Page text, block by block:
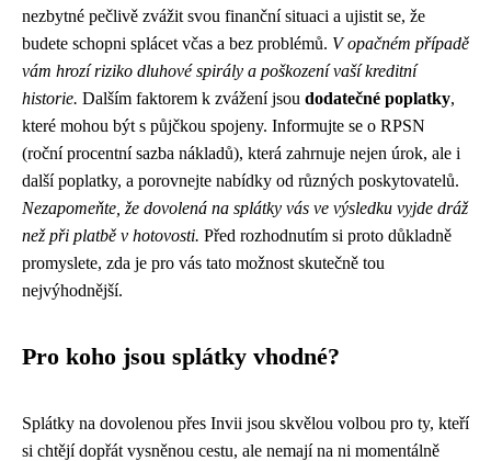
nezbytné pečlivě zvážit svou finanční situaci a ujistit se, že
budete schopni splácet včas a bez problémů. V opačném případě
vám hrozí riziko dluhové spirály a poškození vaší kreditní
historie. Dalším faktorem k zvážení jsou dodatečné poplatky,
které mohou být s půjčkou spojeny. Informujte se o RPSN
(roční procentní sazba nákladů), která zahrnuje nejen úrok, ale i
další poplatky, a porovnejte nabídky od různých poskytovatelů.
Nezapomeňte, že dovolená na splátky vás ve výsledku vyjde dráž
než při platbě v hotovosti. Před rozhodnutím si proto důkladně
promyslete, zda je pro vás tato možnost skutečně tou
nejvýhodnější.
Pro koho jsou splátky vhodné?
Splátky na dovolenou přes Invii jsou skvělou volbou pro ty, kteří
si chtějí dopřát vysněnou cestu, ale nemají na ni momentálně